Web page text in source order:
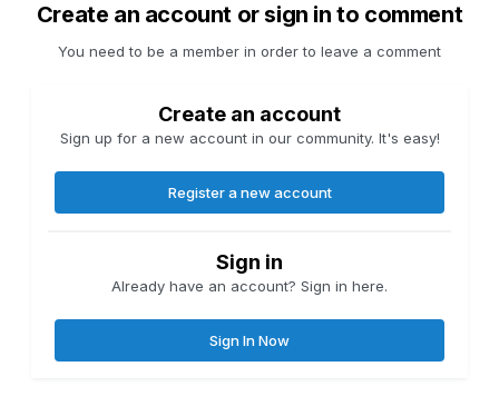
Create an account or sign in to comment
You need to be a member in order to leave a comment
Create an account
Sign up for a new account in our community. It's easy!
Register a new account
Sign in
Already have an account? Sign in here.
Sign In Now